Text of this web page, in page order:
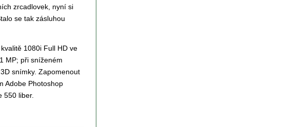
zrcadlovek, nyní si
se tak zásluhou
1080i Full HD ve
MP; při sníženém
snímky. Zapomenout
Adobe Photoshop
550 liber.